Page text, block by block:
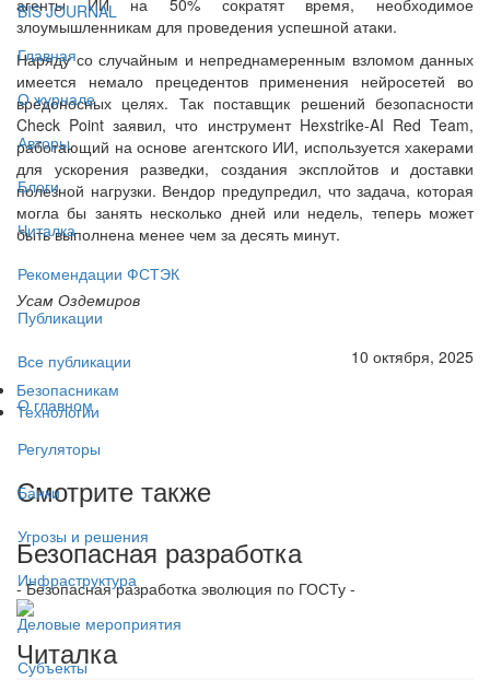
BIS JOURNAL
Главная
О журнале
Авторы
Блоги
Читалка
Рекомендации ФСТЭК
Публикации
Все публикации
О главном
Регуляторы
Банки
Угрозы и решения
Инфраструктура
Деловые мероприятия
Субъекты
злоумышленникам для проведения успешной атаки.
Наряду со случайным и непреднамеренным взломом данных
имеется немало прецедентов применения нейросетей во
вредоносных целях. Так поставщик решений безопасности
Check Point заявил, что инструмент Hexstrike-AI Red Team,
работающий на основе агентского ИИ, используется хакерами
для ускорения разведки, создания эксплойтов и доставки
полезной нагрузки. Вендор предупредил, что задача, которая
могла бы занять несколько дней или недель, теперь может
быть выполнена менее чем за десять минут.
Усам Оздемиров
10 октября, 2025
Безопасникам
Технологии
Смотрите также
Безопасная разработка
- Безопасная разработка эволюция по ГОСТу -
Читалка